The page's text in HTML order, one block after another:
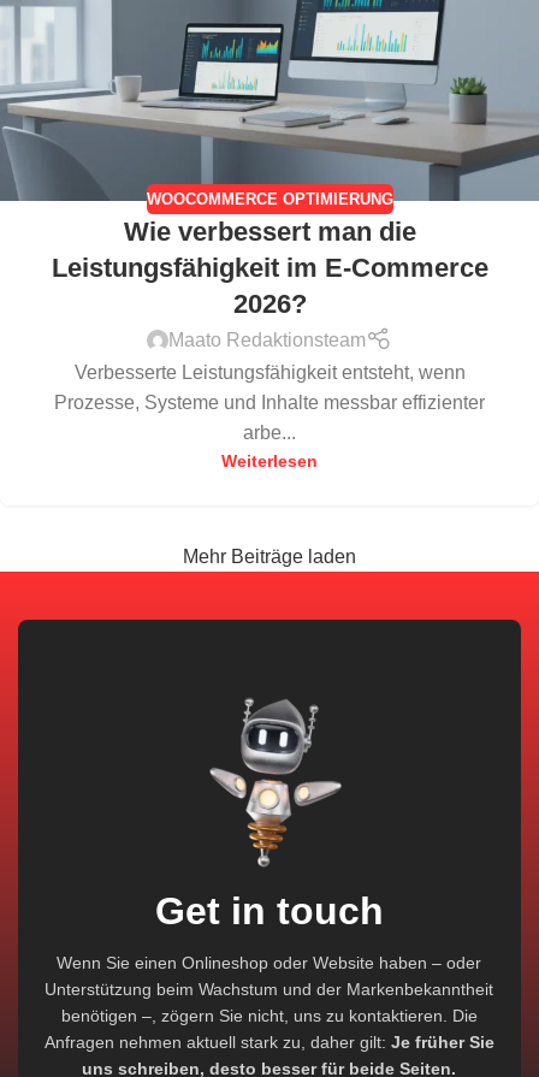
WOOCOMMERCE OPTIMIERUNG
Wie verbessert man die
Leistungsfähigkeit im E-Commerce
2026?
Maato Redaktionsteam
Verbesserte Leistungsfähigkeit entsteht, wenn
Prozesse, Systeme und Inhalte messbar effizienter
arbe...
Weiterlesen
Mehr Beiträge laden
Get in touch
Wenn Sie einen Onlineshop oder Website haben – oder
Unterstützung beim Wachstum und der Markenbekanntheit
benötigen –, zögern Sie nicht, uns zu kontaktieren. Die
Anfragen nehmen aktuell stark zu, daher gilt: Je früher Sie
uns schreiben, desto besser für beide Seiten.